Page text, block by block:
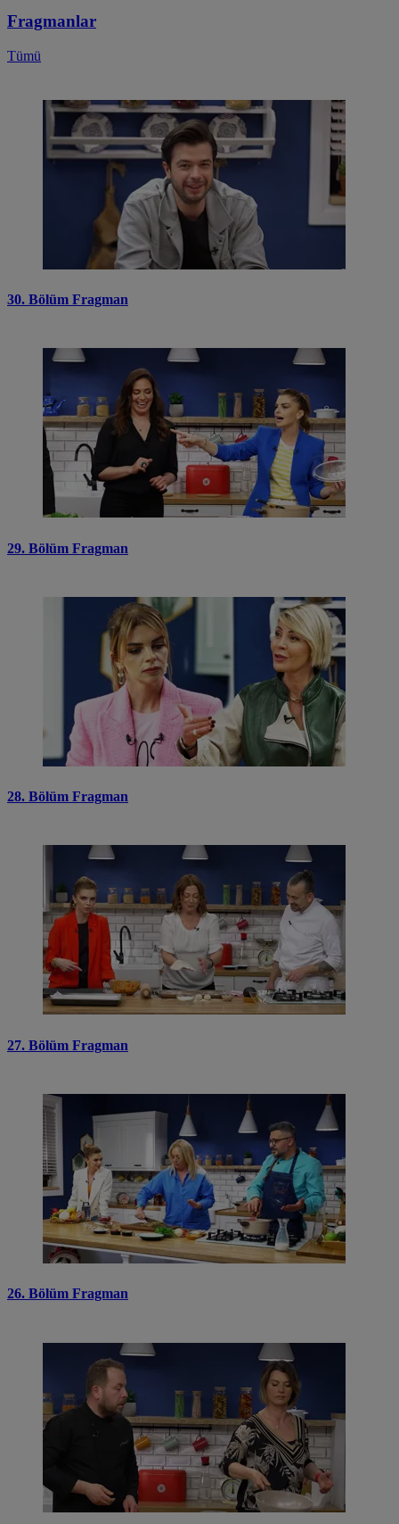
Fragmanlar
Tümü
30. Bölüm Fragman
29. Bölüm Fragman
28. Bölüm Fragman
27. Bölüm Fragman
26. Bölüm Fragman